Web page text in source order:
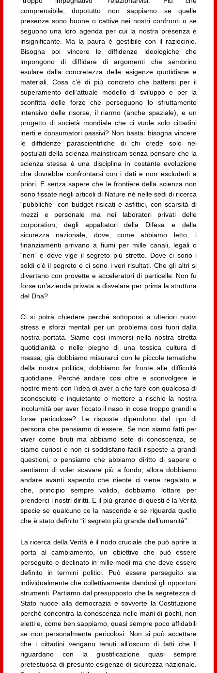
comprensibile, dopotutto non sappiamo se quelle
presenze sono buone o cattive nei nostri confronti o se
seguono una loro agenda per cui la nostra presenza è
insignificante. Ma la paura è gestibile con il raziocinio.
Bisogna poi vincere le diffidenze ideologiche che
impongono di diffidare di argomenti che sembrino
esulare dalla concretezza delle esigenze quotidiane e
materiali. Cosa c’è di più concreto che battersi per il
superamento dell’attuale modello di sviluppo e per la
sconfitta delle forze che perseguono lo sfruttamento
intensivo delle risorse, il riarmo (anche spaziale), e un
progetto di società mondiale che ci vuole solo cittadini
inerti e consumatori passivi? Non basta: bisogna vincere
le diffidenze parascientifiche di chi crede solo nei
postulati della scienza mainstream senza pensare che la
scienza stessa è una disciplina in costante evoluzione
che dovrebbe confrontarsi con i dati e non escluderli a
priori. E senza sapere che le frontiere della scienza non
sono fissate negli articoli di Nature né nelle sedi di ricerca
“pubbliche” con budget risicati e asfittici, con scarsità di
mezzi e personale ma nei laboratori privati delle
corporation, degli appaltatori della Difesa e della
sicurezza nazionale, dove, come abbiamo letto, i
finanziamenti arrivano a fiumi per mille canali, legali o
“neri” e dove vige il segreto più stretto. Dove ci sono i
soldi c’è il segreto e ci sono i veri risultati. Che gli altri si
divertano con provette e acceleratori di particelle. Non fu
forse un’azienda privata a disvelare per prima la struttura
del Dna?
Ci si potrà chiedere perché sottoporsi a ulteriori nuovi
stress e sforzi mentali per un problema cosi fuori dalla
nostra portata. Siamo cosi immersi nella nostra stretta
quotidianità e nelle pieghe di una tossica cultura di
massa; già dobbiamo misurarci con le piccole tematiche
della nostra politica, dobbiamo far fronte alle difficoltà
quotidiane. Perché andare cosi oltre e sconvolgere le
nostre menti con l’idea di aver a che fare con qualcosa di
sconosciuto e inquietante o mettere a rischio la nostra
incolumità per aver ficcato il naso in cose troppo grandi e
forse pericolose? Le risposte dipendono dal tipo di
persona che pensiamo di essere. Se non siamo fatti per
viver come bruti ma abbiamo sete di conoscenza, se
siamo curiosi e non ci soddisfano facili risposte a grandi
questioni, o pensiamo che abbiamo diritto di sapere o
sentiamo di voler scavare più a fondo, allora dobbiamo
andare avanti sapendo che niente ci viene regalato e
che, principio sempre valido, dobbiamo lottare per
prenderci i nostri diritti. E il più grande di questi è la Verità
specie se qualcuno ce la nasconde e se riguarda quello
che è stato definito “il segreto più grande dell’umanità”.
La ricerca della Verità è il nodo cruciale che può aprire la
porta al cambiamento, un obiettivo che può essere
perseguito e declinato in mille modi ma che deve essere
definito in termini politici. Può essere perseguito sia
individualmente che collettivamente dandosi gli opportuni
strumenti. Partiamo dal presupposto che la segretezza di
Stato nuoce alla democrazia e sovverte la Costituzione
perché concentra la conoscenza nelle mani di pochi, non
eletti e, come ben sappiamo, quasi sempre poco affidabili
se non personalmente pericolosi. Non si può accettare
che i cittadini vengano tenuti all’oscuro di fatti che li
riguardano con la giustificazione quasi sempre
pretestuosa di presunte esigenze di sicurezza nazionale.